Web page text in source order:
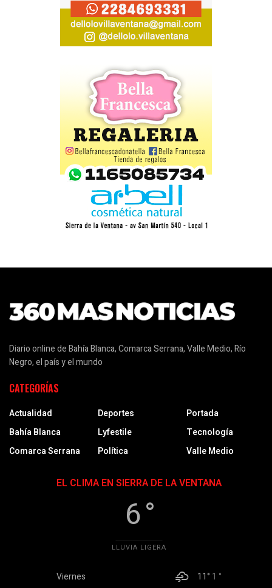
Diario online de Bahía Blanca, Comarca Serrana, Valle Medio, Río
Negro, el país y el mundo
CATEGORÍAS
Actualidad
Bahía Blanca
Comarca Serrana
Deportes
Lyfestile
Política
Portada
Tecnología
Valle Medio
EL CLIMA EN SIERRA DE LA VENTANA
6 °
LLUVIA LIGERA
Viernes 11° 1 °